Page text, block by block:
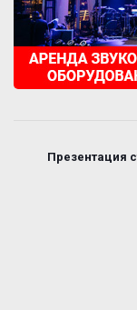
Презентация